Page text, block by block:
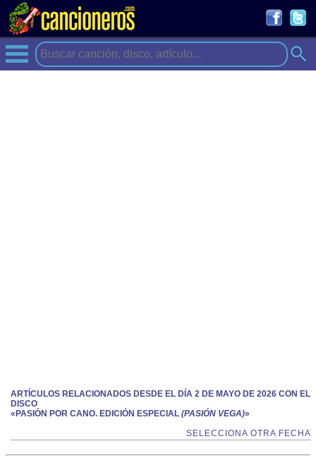
ARTÍCULOS RELACIONADOS DESDE EL DÍA 2 DE MAYO DE 2026 CON EL
DISCO
«PASIÓN POR CANO. EDICIÓN ESPECIAL (PASIÓN VEGA)»
SELECCIONA OTRA FECHA